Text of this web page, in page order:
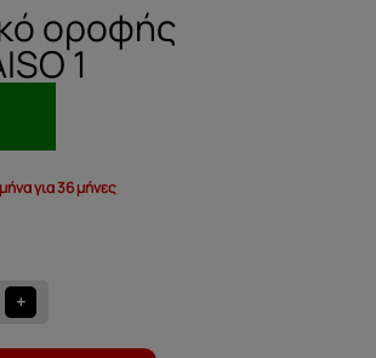
οροφής
1
για 36 μήνες
+